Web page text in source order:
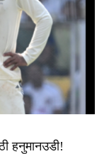
हनुमानउडी!